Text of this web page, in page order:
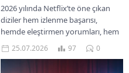
2026 yılında Netflix’te öne çıkan
diziler hem izlenme başarısı,
hemde eleştirmen yorumları, hem
de izleyici beğenisine göre
sıraladık. Netflix’te dizi...
25.07.2026 97 0